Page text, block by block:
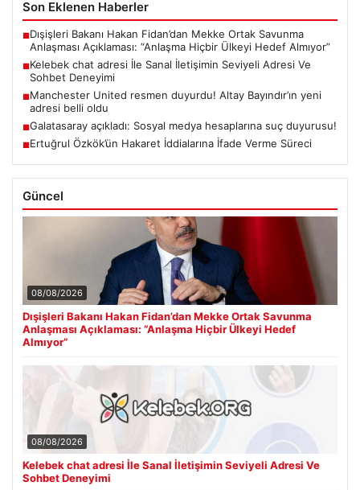
Son Eklenen Haberler
■Dışişleri Bakanı Hakan Fidan’dan Mekke Ortak Savunma
Anlaşması Açıklaması: “Anlaşma Hiçbir Ülkeyi Hedef Almıyor”
■Kelebek chat adresi İle Sanal İletişimin Seviyeli Adresi Ve
Sohbet Deneyimi
■Manchester United resmen duyurdu! Altay Bayındır’ın yeni
adresi belli oldu
■Galatasaray açıkladı: Sosyal medya hesaplarına suç duyurusu!
■Ertuğrul Özkök’ün Hakaret İddialarına İfade Verme Süreci
Güncel
08/08/2026
Dışişleri Bakanı Hakan Fidan’dan Mekke Ortak Savunma
Anlaşması Açıklaması: “Anlaşma Hiçbir Ülkeyi Hedef
Almıyor”
08/08/2026
Kelebek chat adresi İle Sanal İletişimin Seviyeli Adresi Ve
Sohbet Deneyimi